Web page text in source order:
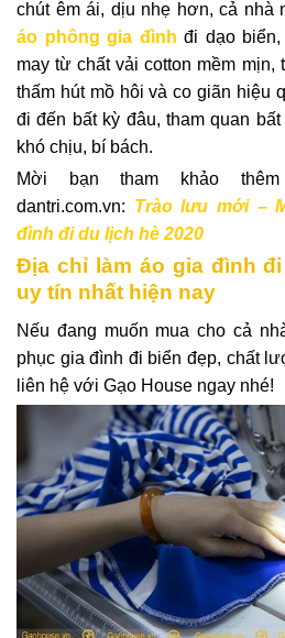
chút êm ái, dịu nhẹ hơn, cả nhà
áo phông gia đình đi dạo
may từ chất vải cotton mềm mịn,
thấm hút mồ hôi và co giãn hiệu
đi đến bất kỳ đâu, tham quan
khó chịu, bí bách.
Mời bạn tham khảo
dantri.com.vn: Trào lưu mới –
đình đi du lịch hè 2020
Địa chỉ làm áo gia đình
uy tín nhất hiện nay
Nếu đang muốn mua cho cả
phục gia đình đi biển đẹp, chất
liên hệ với Gạo House ngay nhé!